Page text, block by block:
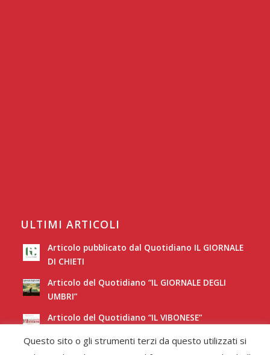
ULTIMI ARTICOLI
Articolo pubblicato dal Quotidiano IL GIORNALE
DI CHIETI
Articolo del Quotidiano “IL GIORNALE DEGLI
UMBRI”
Articolo del Quotidiano “IL VIBONESE”
Articolo del Quotidiano “LA NUOVA SARDEGNA”
Questo sito o gli strumenti terzi da questo utilizzati si